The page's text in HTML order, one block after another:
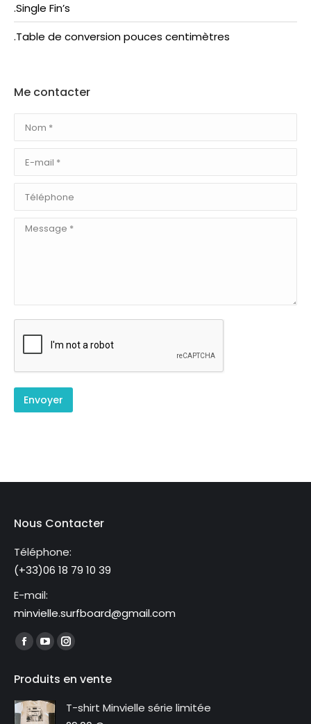
.Single Fin’s
.Table de conversion pouces centimètres
Me contacter
Téléphone
Message *
Envoyer
Nous Contacter
Téléphone:
(+33)06 18 79 10 39
E-mail:
minvielle.surfboard@gmail.com
Trouvez nous sur :
La
Facebook
s'ouvre
La
YouTube
s'ouvre
La
Instagram
s'ouvre
Produits en vente
T-shirt Minvielle série limitée